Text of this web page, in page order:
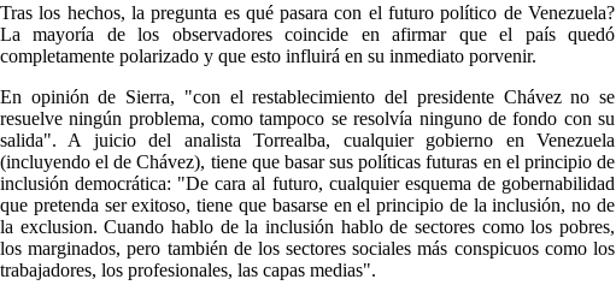
Tras los hechos, la pregunta es qué pasara con el futuro político de Venezuela?
La mayoría de los observadores coincide en afirmar que el país quedó
completamente polarizado y que esto influirá en su inmediato porvenir.
En opinión de Sierra, "con el restablecimiento del presidente Chávez no se
resuelve ningún problema, como tampoco se resolvía ninguno de fondo con su
salida". A juicio del analista Torrealba, cualquier gobierno en Venezuela
(incluyendo el de Chávez), tiene que basar sus políticas futuras en el principio de
inclusión democrática: "De cara al futuro, cualquier esquema de gobernabilidad
que pretenda ser exitoso, tiene que basarse en el principio de la inclusión, no de
la exclusion. Cuando hablo de la inclusión hablo de sectores como los pobres,
los marginados, pero también de los sectores sociales más conspicuos como los
trabajadores, los profesionales, las capas medias".